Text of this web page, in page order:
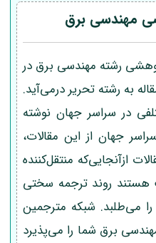
مهندسی برق
رشته مهندسی برق در
به رشته تحریر درمی‌آید.
در سراسر جهان نوشته
جهان از این مقالات،
ازآنجایی‌که منتقل‌کننده
هستند روند ترجمه سختی
را می‌طلبد. شبکه مترجمین
برق شما را می‌پذیرد